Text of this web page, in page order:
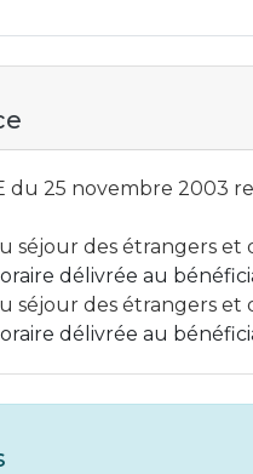
du 25 novembre 2003
des étrangers et
délivrée au
séjour des étrangers et
délivrée au